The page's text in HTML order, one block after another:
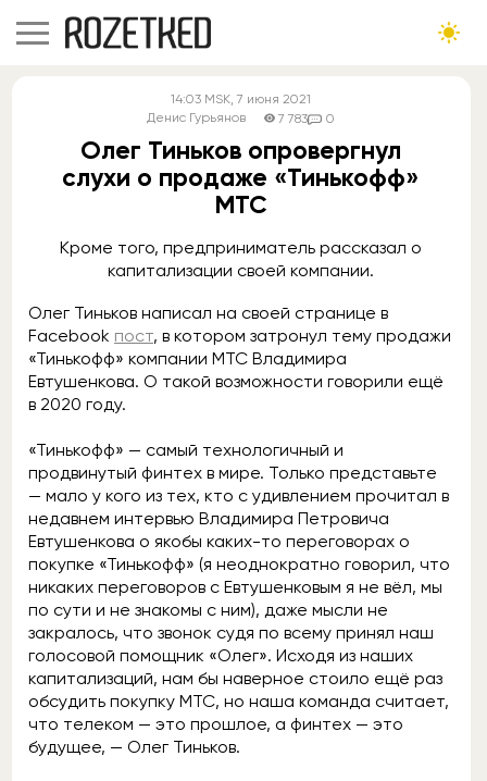
14:03 MSK, 7 июня 2021
Денис Гурьянов
7 783 0
Олег Тиньков опровергнул
слухи о продаже «Тинькофф»
МТС
Кроме того, предприниматель рассказал о
капитализации своей компании.
Олег Тиньков написал на своей странице в
Facebook пост, в котором затронул тему продажи
«Тинькофф» компании МТС Владимира
Евтушенкова. О такой возможности говорили ещё
в 2020 году.
«Тинькофф» — самый технологичный и
продвинутый финтех в мире. Только представьте
— мало у кого из тех, кто с удивлением прочитал в
недавнем интервью Владимира Петровича
Евтушенкова о якобы каких-то переговорах о
покупке «Тинькофф» (я неоднократно говорил, что
никаких переговоров с Евтушенковым я не вёл, мы
по сути и не знакомы с ним), даже мысли не
закралось, что звонок судя по всему принял наш
голосовой помощник «Олег». Исходя из наших
капитализаций, нам бы наверное стоило ещё раз
обсудить покупку МТС, но наша команда считает,
что телеком — это прошлое, а финтех — это
будущее, — Олег Тиньков.